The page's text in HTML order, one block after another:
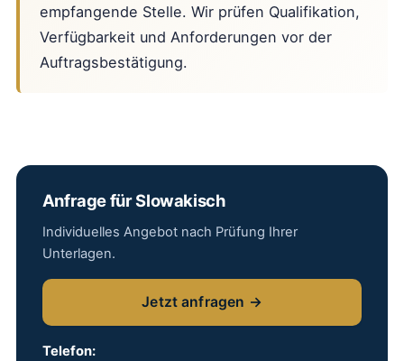
empfangende Stelle. Wir prüfen Qualifikation,
Verfügbarkeit und Anforderungen vor der
Auftragsbestätigung.
Anfrage für Slowakisch
Individuelles Angebot nach Prüfung Ihrer
Unterlagen.
Jetzt anfragen →
Telefon: